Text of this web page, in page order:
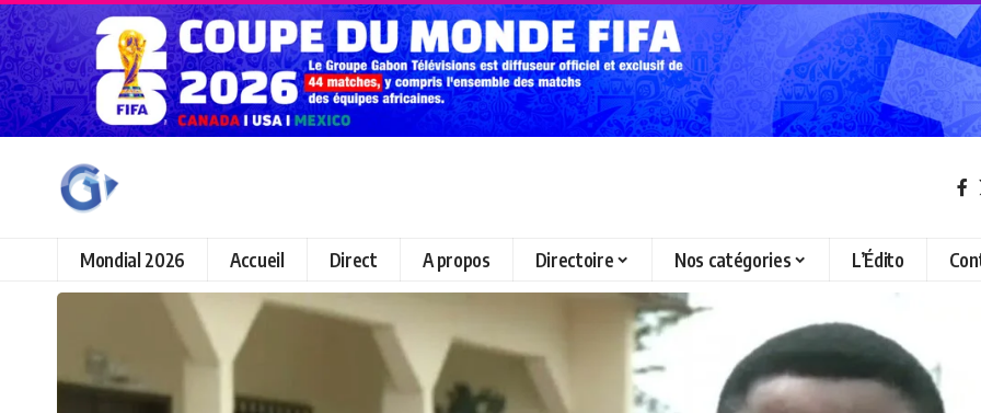
Mondial 2026 Accueil Direct A propos Directoire Nos catégories L’Édito